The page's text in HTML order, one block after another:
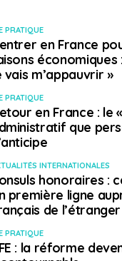
PRATIQUE
en France
économiques
vais m’appauvrir »
PRATIQUE
en France : le
que
INTERNATIONALES
honoraires :
première ligne
de l’étranger
PRATIQUE
: la réforme